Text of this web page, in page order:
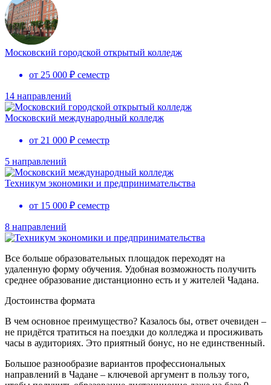
Московский городской открытый колледж
от 25 000 ₽ семестр
14 направлений
Московский международный колледж
от 21 000 ₽ семестр
5 направлений
Техникум экономики и предпринимательства
от 15 000 ₽ семестр
8 направлений
Все больше образовательных площадок переходят на
удаленную форму обучения. Удобная возможность получить
среднее образование дистанционно есть и у жителей Чадана.
Достоинства формата
В чем основное преимущество? Казалось бы, ответ очевиден –
не придётся тратиться на поездки до колледжа и просиживать
часы в аудиториях. Это приятный бонус, но не единственный.
Большое разнообразие вариантов профессиональных
направлений в Чадане – ключевой аргумент в пользу того,